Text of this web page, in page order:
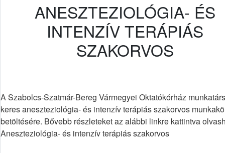
ANESZTEZIOLÓGIA- ÉS
INTENZÍV TERÁPIÁS
SZAKORVOS
A Szabolcs-Szatmár-Bereg Vármegyei Oktatókórház
keres aneszteziológia- és intenzív terápiás szakorvos
betöltésére. Bővebb részleteket az alábbi linkre kattintva
Aneszteziológia- és intenzív terápiás szakorvos